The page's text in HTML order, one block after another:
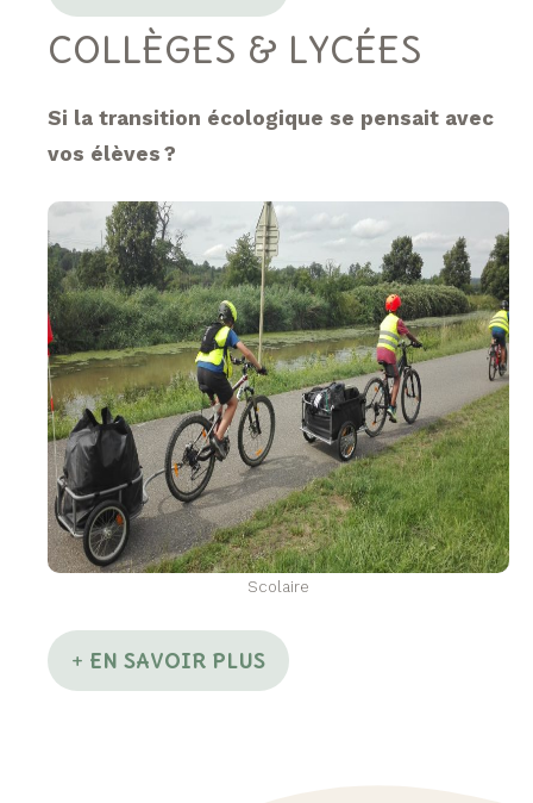
COLLÈGES & LYCÉES
Si la transition écologique se pensait avec
vos élèves ?
Scolaire
+ EN SAVOIR PLUS